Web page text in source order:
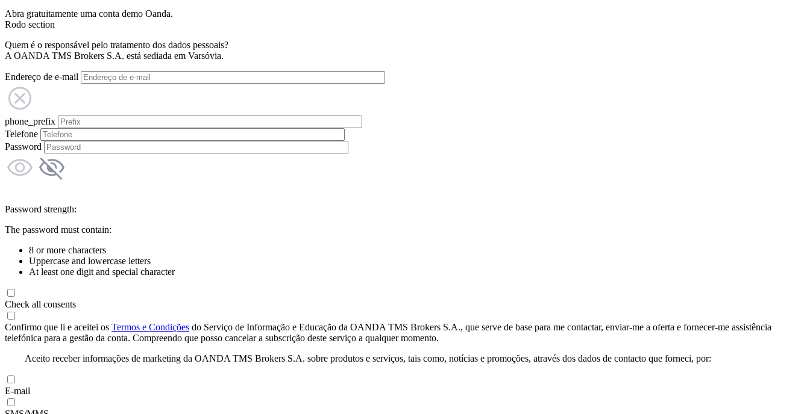
Abra gratuitamente uma conta demo Oanda.
Rodo section
Quem é o responsável pelo tratamento dos dados pessoais?
A OANDA TMS Brokers S.A. está sediada em Varsóvia.
Endereço de e-mail
phone_prefix
Telefone
Password
Password strength:
The password must contain:
8 or more characters
Uppercase and lowercase letters
At least one digit and special character
Check all consents
Confirmo que li e aceitei os Termos e Condições do Serviço de Informação e Educação da OANDA TMS Brokers S.A., que serve de base para me contactar, enviar-me a oferta e fornecer-me assistência
telefónica para a gestão da conta. Compreendo que posso cancelar a subscrição deste serviço a qualquer momento.
Aceito receber informações de marketing da OANDA TMS Brokers S.A. sobre produtos e serviços, tais como, notícias e promoções, através dos dados de contacto que forneci, por:
E-mail